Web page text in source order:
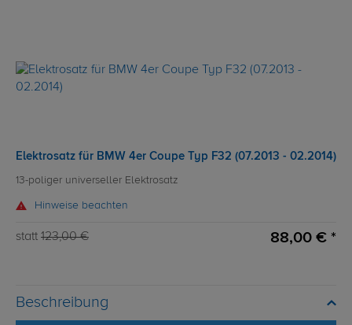
Elektrosatz für BMW 4er Coupe Typ F32 (07.2013 - 02.2014)
13-poliger universeller Elektrosatz
Hinweise beachten
statt 123,00 € 88,00 € *
Beschreibung